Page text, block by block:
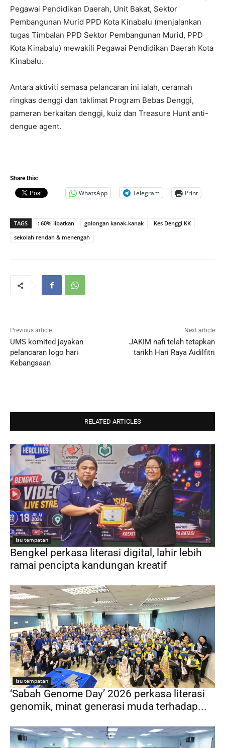
Pegawai Pendidikan Daerah, Unit Bakat, Sektor
Pembangunan Murid PPD Kota Kinabalu (menjalankan
tugas Timbalan PPD Sektor Pembangunan Murid, PPD
Kota Kinabalu) mewakili Pegawai Pendidikan Daerah Kota
Kinabalu.
Antara aktiviti semasa pelancaran ini ialah, ceramah
ringkas denggi dan taklimat Program Bebas Denggi,
pameran berkaitan denggi, kuiz dan Treasure Hunt anti-
dengue agent.
Share this:
WhatsApp Telegram Print
TAGS : 60% libatkan golongan kanak-kanak
Kes Denggi KK
sekolah rendah & menengah
Previous article
UMS komited jayakan
pelancaran logo hari
Kebangsaan
Next article
JAKIM nafi telah tetapkan
tarikh Hari Raya Aidilfitri
RELATED ARTICLES
Isu tempatan
Bengkel perkasa literasi digital, lahir lebih
ramai pencipta kandungan kreatif
Isu tempatan
‘Sabah Genome Day’ 2026 perkasa literasi
genomik, minat generasi muda terhadap...